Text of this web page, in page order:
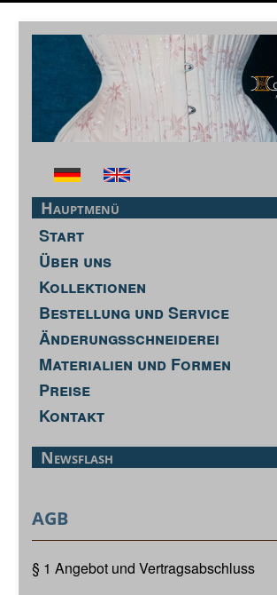
Hauptmenü
Start
Über uns
Kollektionen
Bestellung und Service
Änderungsschneiderei
Materialien und Formen
Preise
Kontakt
Newsflash
AGB
§ 1 Angebot und Vertragsabschluss